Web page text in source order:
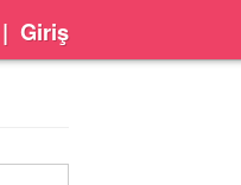
| Giriş